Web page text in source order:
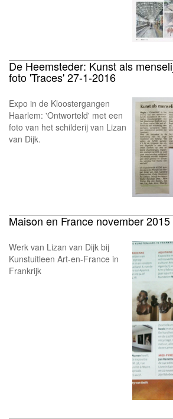
De Heemsteder: Kunst als
foto 'Traces' 27-1-2016
Expo in de Kloostergangen
Haarlem: 'Ontworteld' met een
foto van het schilderij van Lizan
van Dijk.
Maison en France november 2015
Werk van Lizan van Dijk bij
Kunstuitleen Art-en-France in
Frankrijk